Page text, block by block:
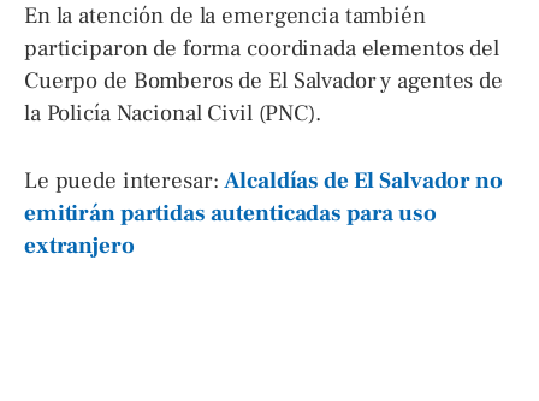
En la atención de la emergencia también
participaron de forma coordinada elementos del
Cuerpo de Bomberos de El Salvador y agentes de
la Policía Nacional Civil (PNC).
Le puede interesar:Alcaldías de El Salvador no
emitirán partidas autenticadas para uso
extranjero